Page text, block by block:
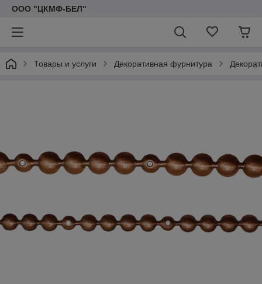
ООО "ЦКМФ-БЕЛ"
Товары и услуги Декоративная фурнитура